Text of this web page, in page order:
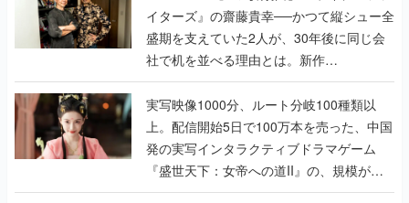
イターズ』の齋藤貴幸──かつて縦シュー全
盛期を支えていた2人が、30年後に同じ会
社で机を並べる理由とは。新作
『TATSUJIN EXTREME』で初タッグを組
んだレジェンド2人に訊く開発秘話
実写映像1000分、ルート分岐100種類以
上。配信開始5日で100万本を売った、中国
発の実写インタラクティブドラマゲーム
『盛世天下：女帝への道II』の、規模が違
うこだわりをプロデューサーに聞いた